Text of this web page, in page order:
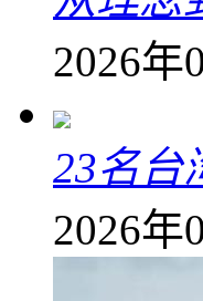
2026年
23名台
2026年